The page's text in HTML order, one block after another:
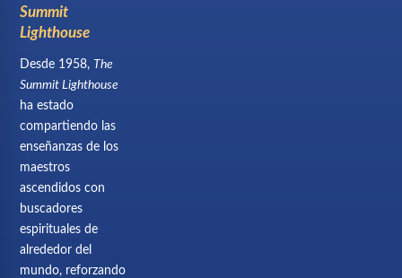
Summit
Lighthouse
Desde 1958,The
Summit Lighthouse
ha estado
compartiendo las
enseñanzas de los
maestros
ascendidos con
buscadores
espirituales de
alrededor del
mundo, reforzando